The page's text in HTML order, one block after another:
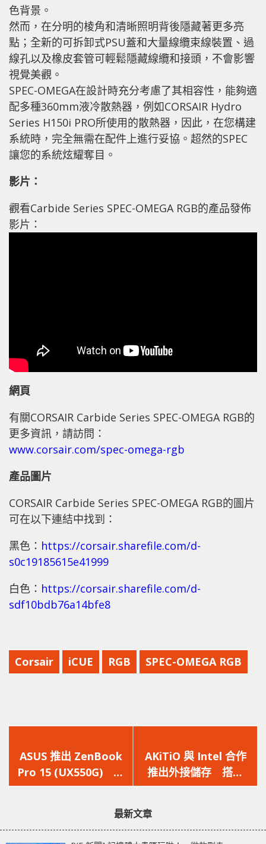
色背景。
然而，在分明的棱角和清晰照明背後隱藏著更多亮
點；全新的可拆卸式PSU蓋和大量線纜束線裝置、過
線孔以及橡皮套管可輕鬆隱藏線纜和接頭，不會影響
視覺美觀。
SPEC-OMEGA在設計時充分考慮了其相容性，能夠適
配多種360mm液冷散熱器，例如CORSAIR Hydro
Series H150i PRO所使用的散熱器，因此，在您構建
系統時，完全無需在配件上進行妥協。超然的SPEC
讓您的系統炫耀奪目。
影片：
觀看Carbide Series SPEC-OMEGA RGB的產品發佈
影片：
網頁
有關CORSAIR Carbide Series SPEC-OMEGA RGB的
更多資訊，請訪問：
www.corsair.com/spec-omega-rgb
產品圖片
CORSAIR Carbide Series SPEC-OMEGA RGB的圖片
可在以下連結中找到：
黑色： https://corsair.sharefile.com/d-
s0c19185615e41999
白色： https://corsair.sharefile.com/d-
sdf10bdb76a14bfe8
Corsair iCUE RGB SPEC-OMEGA RGB
一
篇
文
ASUS 推出 ZenBook
Pro 15 (UX550G) 超
薄機身搭載Core i9 和
一
篇
文
AKiTiO 與 Intel 合作
推出外接儲存 搭載
Intel Optane 905P
最新文章